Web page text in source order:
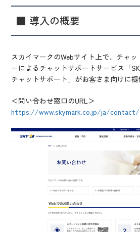
■ 導入の概要
スカイマークのWebサイト上で、チャ
ーによるチャットサポートサービス「
チャットサポート」がお客さま向けに提
＜問い合わせ窓口のURL＞
https://www.skymark.co.jp/ja/contact/